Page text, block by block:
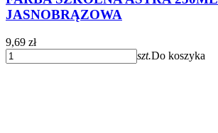
JASNOBRĄZOWA
9,69 zł
szt.Do koszyka